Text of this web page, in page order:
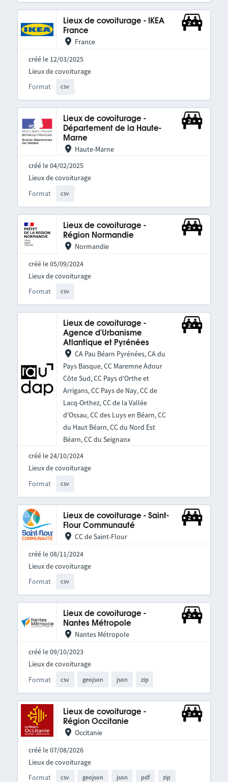
Lieux de covoiturage - IKEA
France
France
créé le 12/03/2025
Format csv
Lieux de covoiturage
Lieux de covoiturage -
Département de la Haute-
Marne
Haute-Marne
créé le 04/02/2025
Format csv
Lieux de covoiturage
Lieux de covoiturage -
Région Normandie
Normandie
créé le 05/09/2024
Format csv
Lieux de covoiturage
Lieux de covoiturage -
Agence d'Urbanisme
Atlantique et Pyrénées
CA Pau Béarn Pyrénées, CA du
Pays Basque, CC Maremne Adour
Côte Sud, CC Pays d'Orthe et
Arrigans, CC Pays de Nay, CC de
Lacq-Orthez, CC de la Vallée
d'Ossau, CC des Luys en Béarn, CC
du Haut Béarn, CC du Nord Est
Béarn, CC du Seignanx
créé le 24/10/2024
Format csv
Lieux de covoiturage
Lieux de covoiturage - Saint-
Flour Communauté
CC de Saint-Flour
créé le 08/11/2024
Format csv
Lieux de covoiturage
Lieux de covoiturage -
Nantes Métropole
Nantes Métropole
créé le 09/10/2023
Format csv geojson json zip
Lieux de covoiturage
Lieux de covoiturage -
Région Occitanie
Occitanie
créé le 07/08/2026
Format csv geojson json pdf zip
Lieux de covoiturage